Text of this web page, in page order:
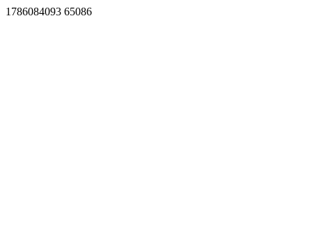
1786084093 65086